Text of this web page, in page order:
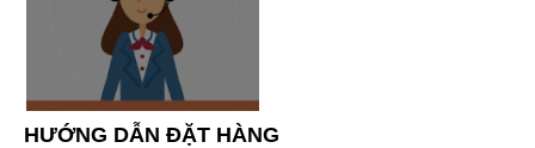
HƯỚNG DẪN ĐẶT HÀNG